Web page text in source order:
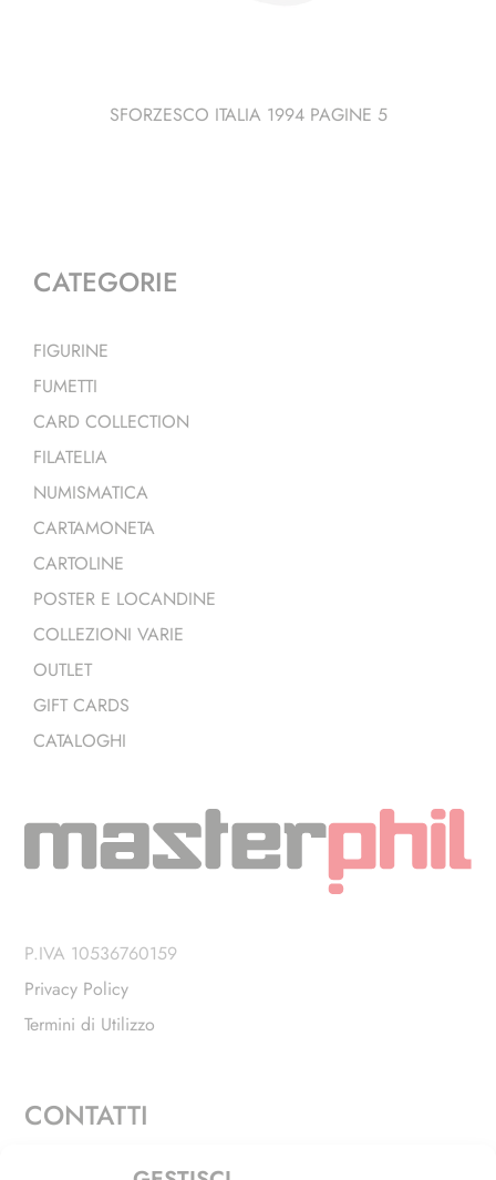
SFORZESCO ITALIA 1994 PAGINE 5
CATEGORIE
FIGURINE
FUMETTI
CARD COLLECTION
FILATELIA
NUMISMATICA
CARTAMONETA
CARTOLINE
POSTER E LOCANDINE
COLLEZIONI VARIE
OUTLET
GIFT CARDS
CATALOGHI
P.IVA 10536760159
Privacy Policy
Termini di Utilizzo
CONTATTI
Via Alfieri, 27 - Trezzano Sul Naviglio (MI)